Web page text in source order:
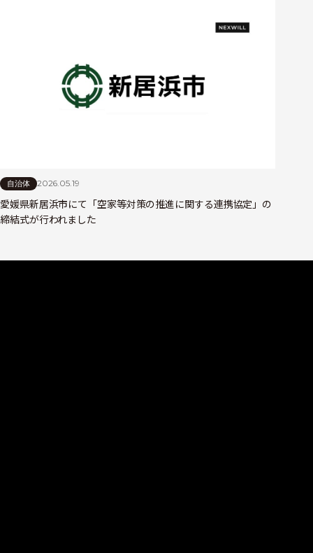
自治体 2026.05.19
愛媛県新居浜市にて「空家等対策の推進に関する連携協定」の
締結式が行われました